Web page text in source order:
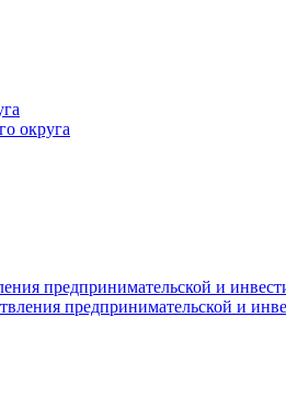
округа
предпринимательской и
предпринимательской и